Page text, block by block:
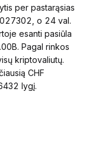
per pastarąsias
o 24 val.
esanti pasiūla
Pagal rinkos
kriptovaliutų.
CHF
lygį.